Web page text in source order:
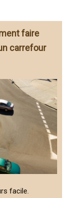
faire
carrefour
facile.